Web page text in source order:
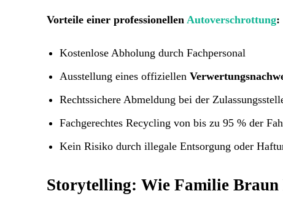
Vorteile einer professionellen Autoverschrottung:
Kostenlose Abholung durch Fachpersonal
Ausstellung eines offiziellen
Rechtssichere Abmeldung bei der
Fachgerechtes Recycling von bis zu 95 % der
Kein Risiko durch illegale Entsorgung oder
Storytelling: Wie Familie Braun